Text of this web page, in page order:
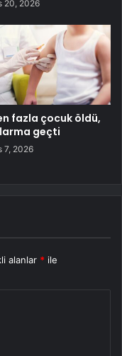
20, 2026
fazla çocuk öldü,
geçti
7, 2026
alanlar * ile